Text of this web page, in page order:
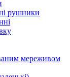
рушники
мереживом